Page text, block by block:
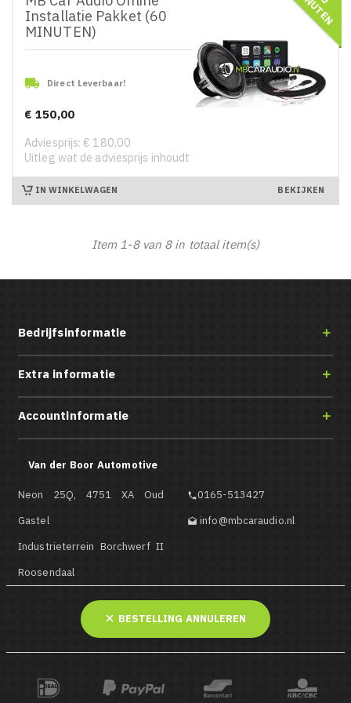
Installatie Pakket (60
MINUTEN)
 Direct Leverbaar!
Prijs
€ 150,00
Adviesprijs: € 180,00
Uitleg wat de adviesprijs inhoudt
IN WINKELWAGEN BEKIJKEN
Item 1-8 van 8 in totaal item(s)
Bedrijfsinformatie 
Extra informatie 
Accountinformatie 
Van der Boor Automotive
Neon 25Q, 4751 XA Oud
Gastel
Industrieterrein Borchwerf II
Roosendaal
0165-513427
 info@mbcaraudio.nl
BESTELLING ANNULEREN